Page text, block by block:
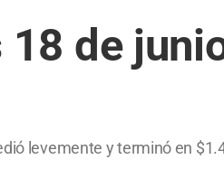
de
levemente y terminó en